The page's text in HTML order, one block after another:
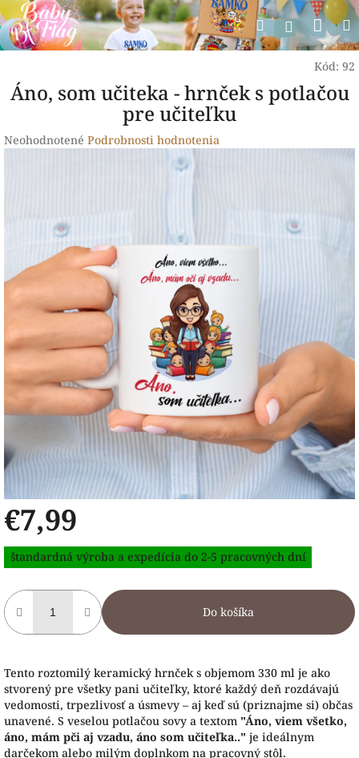
Prejsť
na
obsah
Hľadať
Kód: 92
Áno, som učiteka - hrnček s potlačou
pre učiteľku
Priemerné
hviezdičiek.
Neohodnotené Podrobnosti hodnotenia
€7,99
Jednotková
cena:
štandardná výroba a expedícia do 2-5 pracovných dní
Do košíka
Tento roztomilý keramický hrnček s objemom 330 ml je ako
stvorený pre všetky pani učiteľky, ktoré každý deň rozdávajú
vedomosti, trpezlivosť a úsmevy – aj keď sú (priznajme si) občas
unavené. S veselou potlačou sovy a textom "Áno, viem všetko,
áno, mám pči aj vzadu, áno som učiteľka.." je ideálnym
darčekom alebo milým doplnkom na pracovný stôl.